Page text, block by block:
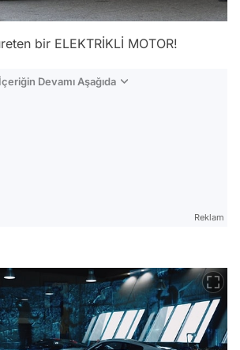
bir ELEKTRİKLİ MOTOR!
İçeriğin Devamı Aşağıda
Reklam